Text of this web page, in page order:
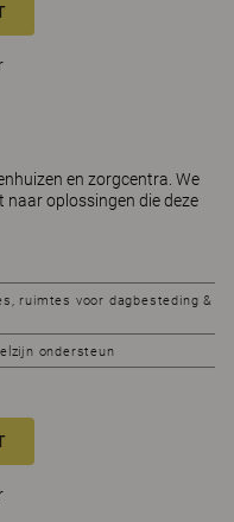
en zorgcentra. We
oplossingen die deze
ruimtes voor dagbesteding &
ondersteun